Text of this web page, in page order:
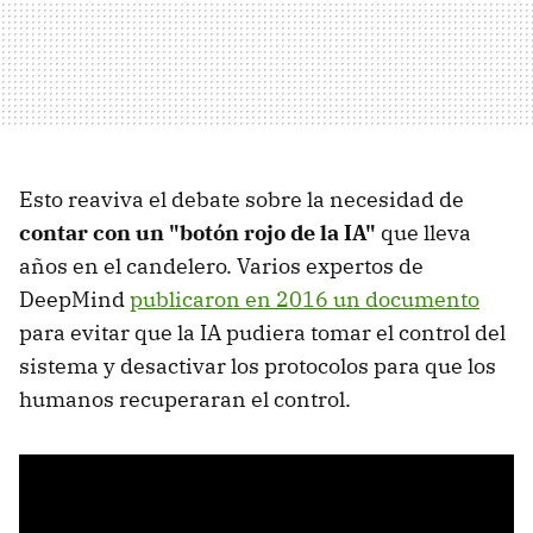
Esto reaviva el debate sobre la necesidad de
contar con un "botón rojo de la IA" que lleva
años en el candelero. Varios expertos de
DeepMindpublicaron en 2016 un documento
para evitar que la IA pudiera tomar el control del
sistema y desactivar los protocolos para que los
humanos recuperaran el control.